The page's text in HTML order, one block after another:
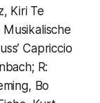
Kiri Te
Capriccio
R:
Bo